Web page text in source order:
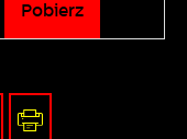
Pobierz